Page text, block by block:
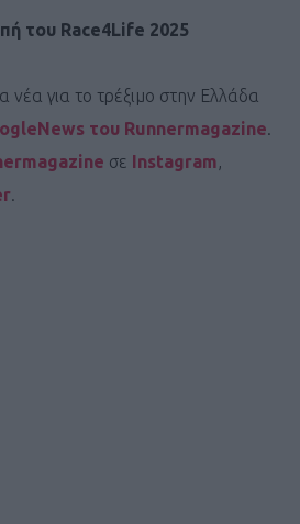
του Race4Life 2025
για το τρέξιμο στην Ελλάδα
του Runnermagazine.
σε Instagram,
.